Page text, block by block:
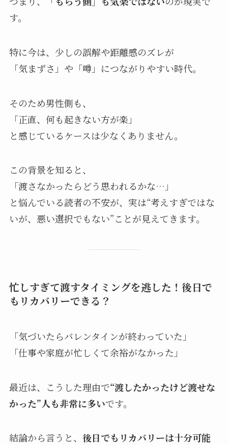
す。
特に今は、少しの誤解や距離感のズレが
「気まずさ」や「噂」につながりやすい時代。
そのため男性側も、
「正直、何も起きない方が楽」
と感じているケースは少なくありません。
この背景を知ると、
「渡さなかったらどう思われるかな…」
と悩んでいる読者の不安が、実は“考えすぎではな
いが、悪い選択でもない”ことが見えてきます。
忙しすぎて渡すタイミングを逃した！後日で
もリカバリーできる？
「気づいたらバレンタインが終わっていた」
「仕事や家庭が忙しくて余裕がなかった」
最近は、こうした理由で“渡したかったけど渡せな
かった”人も非常に多いです。
結論から言うと、 後日でもリカバリーは十分可能